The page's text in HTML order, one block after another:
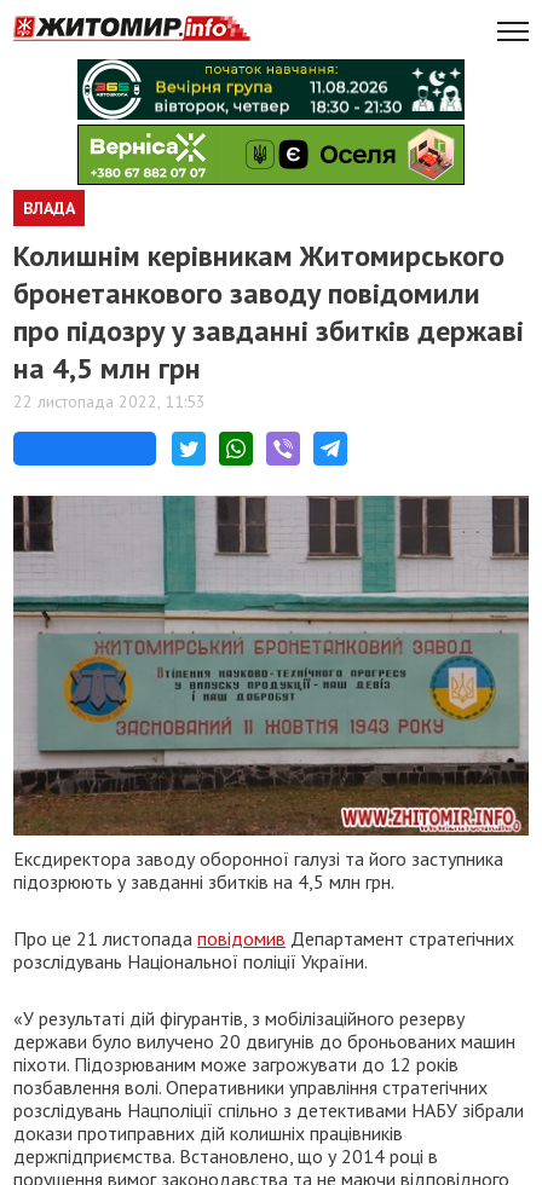
ВЛАДА
Колишнім керівникам Житомирського
бронетанкового заводу повідомили
про підозру у завданні збитків державі
на 4,5 млн грн
22 листопада 2022, 11:53
Ексдиректора заводу оборонної галузі та його заступника
підозрюють у завданні збитків на 4,5 млн грн.
Про це 21 листопадаповідомив Департамент стратегічних
розслідувань Національної поліції України.
«У результаті дій фігурантів, з мобілізаційного резерву
держави було вилучено 20 двигунів до броньованих машин
піхоти. Підозрюваним може загрожувати до 12 років
позбавлення волі. Оперативники управління стратегічних
розслідувань Нацполіції спільно з детективами НАБУ зібрали
докази протиправних дій колишніх працівників
держпідприємства. Встановлено, що у 2014 році в
порушення вимог законодавства та не маючи відповідного